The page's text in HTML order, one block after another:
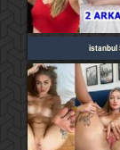
istanbul